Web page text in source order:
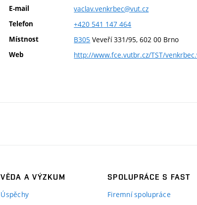
E-mail vaclav.venkrbec@vut.cz
Telefon +420 541 147 464
Místnost B305 Veveří 331/95, 602 00 Brno
Web http://www.fce.vutbr.cz/TST/
VĚDA A VÝZKUM
Úspěchy
SPOLUPRÁCE S FAST
Firemní spolupráce